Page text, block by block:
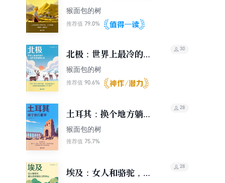
生（轻游记）
猴面包的树
推荐值 79.0%
北极：世界上最冷的地
方，一无所有但极致快
乐（轻游记）
猴面包的树
推荐值 90.6%
30
土耳其：换个地方躺平
（轻游记）
猴面包的树
推荐值 75.7%
28
埃及：女人和骆驼，都
28